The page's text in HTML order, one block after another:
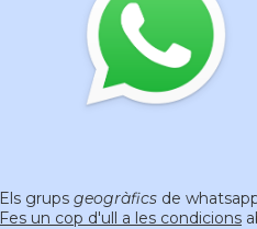
Els grups geogràfics de
Fes un cop d'ull a les condicions